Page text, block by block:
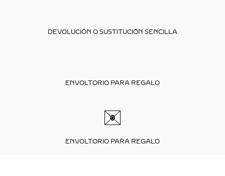
DEVOLUCIÓN O SUSTITUCIÓN SENCILLA
ENVOLTORIO PARA REGALO
ENVOLTORIO PARA REGALO